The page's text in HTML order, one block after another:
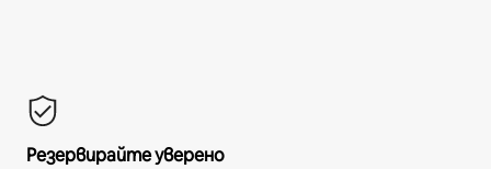
Резервирайте уверено